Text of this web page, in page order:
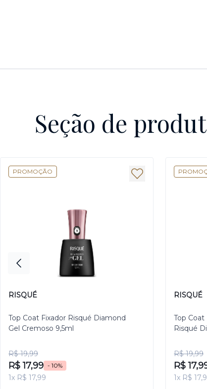
Seção de
PROMOÇÃO
RISQUÉ
Top Coat Fixador Risqué Diamond
Gel Cremoso 9,5ml
R$ 19,99
R$ 17,99 - 10%
1x R$ 17,99
RISQUÉ
Top
Risqué
R$ 19,99
R$
1x R$